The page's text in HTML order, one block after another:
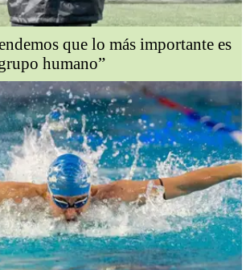
que lo más importante es
humano”